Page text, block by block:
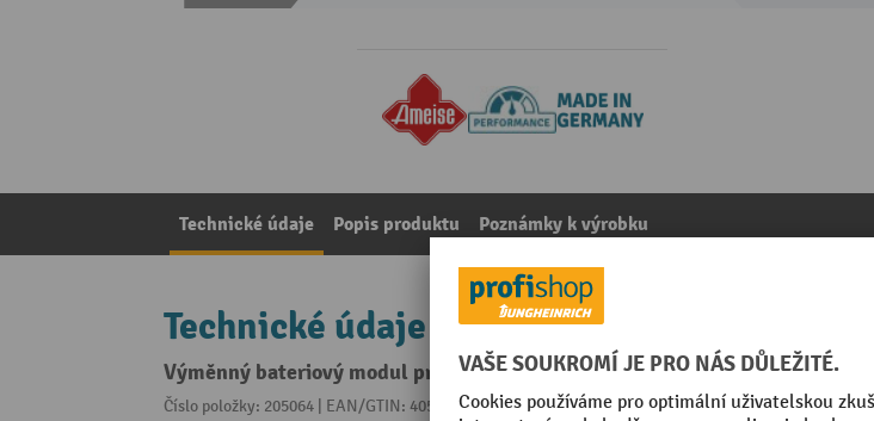
Technické údaje Popis produktu Poznámky k výrobku
Technické údaje
Výměnný bateriový modul pro vážicí zvedací vozík Ameise® premium scale
Číslo položky: 205064 | EAN/GTIN: 4055091266053Z kategorie:Baterie pro paletové vozíky